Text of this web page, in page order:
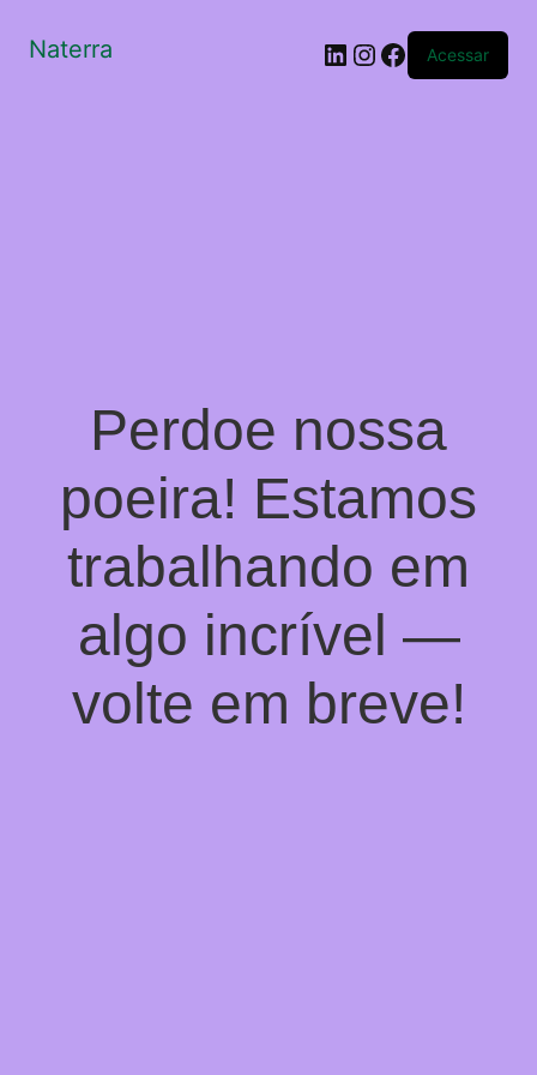
Naterra LinkedIn
Instagram
Facebook
Acessar
Perdoe nossa
poeira! Estamos
trabalhando em
algo incrível —
volte em breve!